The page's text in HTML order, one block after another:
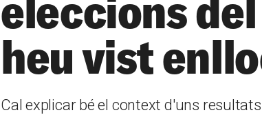
heu vist
Cal explicar bé el context d'uns